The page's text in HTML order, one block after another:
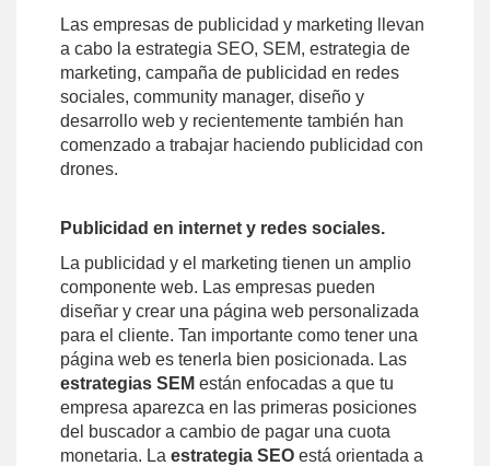
Las empresas de publicidad y marketing llevan
a cabo la estrategia SEO, SEM, estrategia de
marketing, campaña de publicidad en redes
sociales, community manager, diseño y
desarrollo web y recientemente también han
comenzado a trabajar haciendo publicidad con
drones.
Publicidad en internet y redes sociales.
La publicidad y el marketing tienen un amplio
componente web. Las empresas pueden
diseñar y crear una página web personalizada
para el cliente. Tan importante como tener una
página web es tenerla bien posicionada. Las
estrategias SEM están enfocadas a que tu
empresa aparezca en las primeras posiciones
del buscador a cambio de pagar una cuota
monetaria. La estrategia SEO está orientada a